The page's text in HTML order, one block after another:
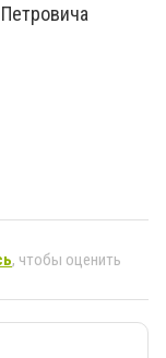
, чтобы оценить